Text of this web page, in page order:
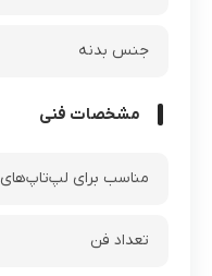
جنس بدنه
مشخصات فنی
مناسب برای لپ‌تاپ‌های
تعداد فن